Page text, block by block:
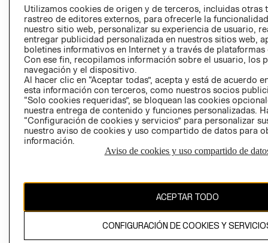
AVISO DE
Perú (S/)
CAMBIAR REGIÓN
Utilizamos cookies de origen y de terceros, incluidas otras
rastreo de editores externos, para ofrecerle la
nuestro sitio web, personalizar su experiencia de usuario,
entregar publicidad personalizada en nuestros sitios web,
boletines informativos en Internet y a través de plataformas
Con ese fin, recopilamos información sobre el usuario, los
navegación y el dispositivo.
Al hacer clic en “Aceptar todas”, acepta y está de acuerdo
esta información con terceros, como nuestros socios
“Solo cookies requeridas”, se bloquean las cookies
nuestra entrega de contenido y funciones personalizadas.
“Configuración de cookies y servicios” para personalizar
nuestro aviso de cookies y uso compartido de datos para
información.
Aviso de cookies y uso compartido de
ACEPTAR TODO
CONFIGURACIÓN DE COOKIES Y